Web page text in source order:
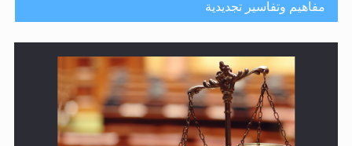
هل يجوز فتح مشروع كوافير نسائي للمحجبات وغير
المحجبات؟